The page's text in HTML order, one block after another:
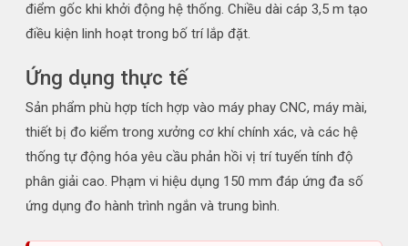
điểm gốc khi khởi động hệ thống. Chiều dài cáp 3,5 m tạo
điều kiện linh hoạt trong bố trí lắp đặt.
Ứng dụng thực tế
Sản phẩm phù hợp tích hợp vào máy phay CNC, máy mài,
thiết bị đo kiểm trong xưởng cơ khí chính xác, và các hệ
thống tự động hóa yêu cầu phản hồi vị trí tuyến tính độ
phân giải cao. Phạm vi hiệu dụng 150 mm đáp ứng đa số
ứng dụng đo hành trình ngắn và trung bình.